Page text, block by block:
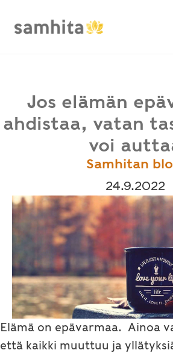
Jos elämän
ahdistaa, vatan
voi
Samhitan
24.9.2022
Elämä on epävarmaa. Ainoa
että kaikki muuttuu ja